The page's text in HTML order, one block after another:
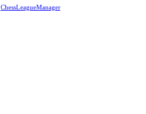
ChessLeagueManager